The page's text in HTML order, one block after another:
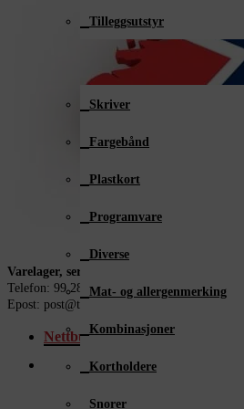
Varelager, service og support i Norge
Telefon: 99 28 58 18
Epost: post@taelektronikk.no
Nettbutikk
Tilleggsutstyr
Plastkortutstyr
Skriver
Fargebånd
Plastkort
Programvare
Diverse
Mat- og allergenmerking
Kombinasjoner
Kortholdere
Snorer